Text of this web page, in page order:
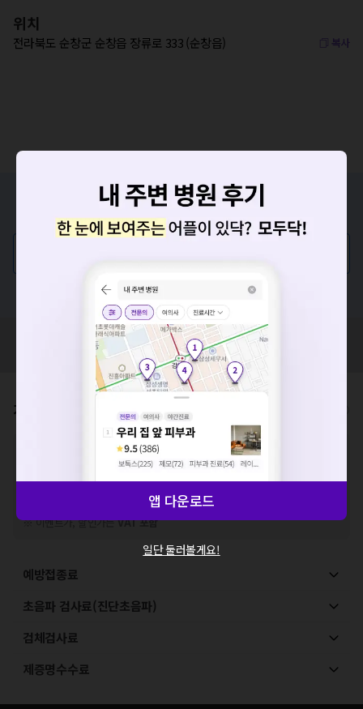
위치
전라북도 순창군 순창읍 장류로 333 (순창읍) 복사
증상/치료, 궁금한 점이 있나요?
의사가 직접 답해드려요!
혹은, 의료상담 서비스에 다양한 게시글 보러가기
혹시 잘못된 병원정보가 있나요?
모두닥 팀에 알려주세요!
가격표
비급여 항목의 경우,추가비용 등으로 실제 가격과 상이할 수 있으니, 정확
한 가격은 해당 의료기관에 직접 문의해주세요.
※급여 항목의 경우,건강보험심사평가원에 고지되어 있는 급여 진료 기준 가
격입니다. (진료와 연관된 복합적인 비용이 추가되어, 병원마다 금액이 다르게
산정될 수 있는 점 참고 바랍니다.)
※ 이벤트가, 할인가는VAT 포함
예방접종료
초음파 검사료(진단초음파)
검체검사료
제증명수수료
요청하신 작업을 처리하지 못했습니다.
네트워크 또는 서버의 일시적인 오류로, 잠시 후 다시 시도해주
세요. 지속적으로 문제가 발생할 경우 모두닥 채널톡으로 문의
앱 다운로드
일단 둘러볼게요!